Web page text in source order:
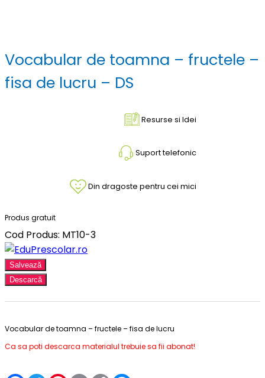
Vocabular de toamna – fructele –
fisa de lucru – DS
Resurse si Idei
Suport telefonic
Din dragoste pentru cei mici
Produs gratuit
Cod Produs: MT10-3
Salvează
Descarcă
Vocabular de toamna – fructele – fisa de lucru
Ca sa poti descarca materialul trebuie sa fii abonat!